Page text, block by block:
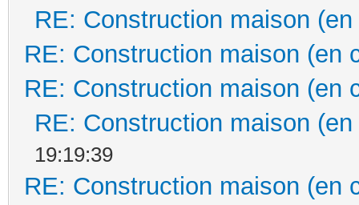
RE: Construction maison
RE: Construction maison (en
RE: Construction maison (en
RE: Construction maison
19:19:39
RE: Construction maison (en